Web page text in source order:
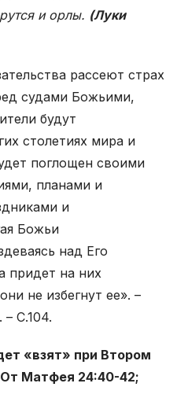
и орлы. (Луки
рассеют страх
судами Божьими,
будут
столетиях мира и
поглощен своими
планами и
и
Божьи
над Его
придет на них
не избегнут ее». –
С.104.
«взят» при Втором
Матфея 24:40-42;